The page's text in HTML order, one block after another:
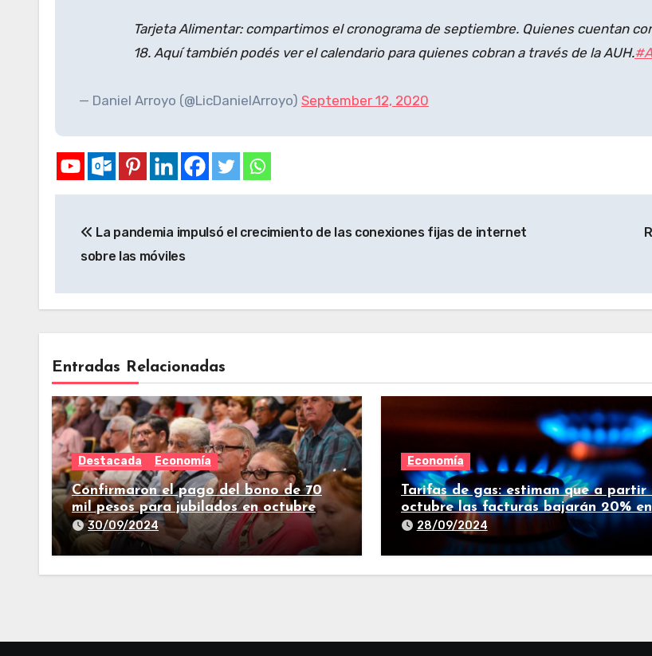
Tarjeta Alimentar: compartimos el cronograma de septiembre. Quienes cuentan
18. Aquí también podés ver el calendario para quienes cobran a través de la AUH.
— Daniel Arroyo (@LicDanielArroyo) September 12, 2020
La pandemia impulsó el crecimiento de las conexiones fijas de internet
sobre las móviles
Entradas Relacionadas
Destacada Economía
Confirmaron el pago del bono de 70
mil pesos para jubilados en octubre
30/09/2024
Economía
Tarifas de gas: estiman que a partir
octubre las facturas bajarán 20% en
promedio
28/09/2024